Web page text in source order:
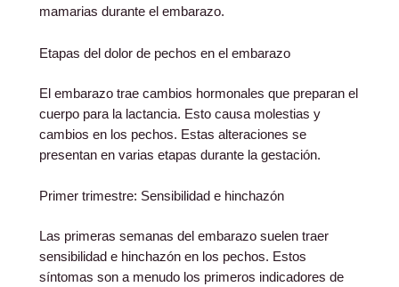
mamarias durante el embarazo.
Etapas del dolor de pechos en el embarazo
El embarazo trae cambios hormonales que preparan el
cuerpo para la lactancia. Esto causa molestias y
cambios en los pechos. Estas alteraciones se
presentan en varias etapas durante la gestación.
Primer trimestre: Sensibilidad e hinchazón
Las primeras semanas del embarazo suelen traer
sensibilidad e hinchazón en los pechos. Estos
síntomas son a menudo los primeros indicadores de